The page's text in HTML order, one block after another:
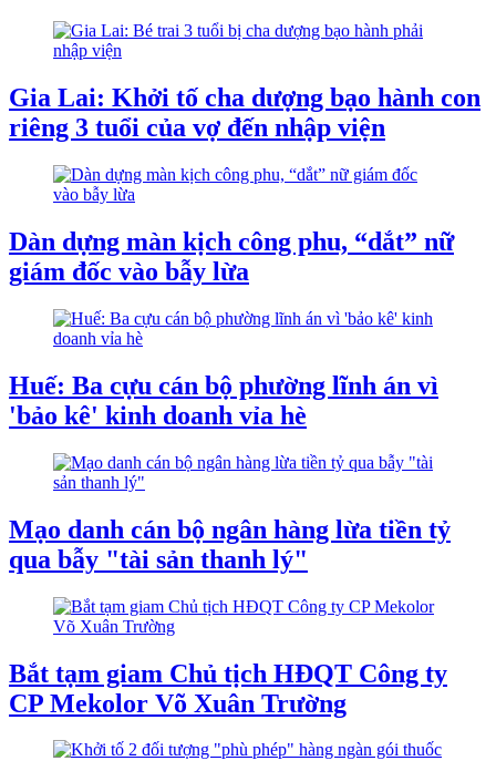
Gia Lai: Khởi tố cha dượng bạo hành con
riêng 3 tuổi của vợ đến nhập viện
Dàn dựng màn kịch công phu, “dắt” nữ
giám đốc vào bẫy lừa
Huế: Ba cựu cán bộ phường lĩnh án vì
'bảo kê' kinh doanh vỉa hè
Mạo danh cán bộ ngân hàng lừa tiền tỷ
qua bẫy "tài sản thanh lý"
Bắt tạm giam Chủ tịch HĐQT Công ty
CP Mekolor Võ Xuân Trường